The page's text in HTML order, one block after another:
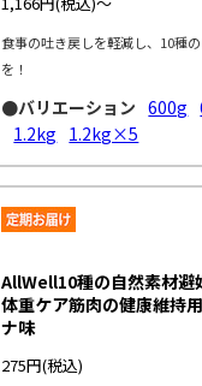
食事の吐き戻しを軽減し、10種
を！
●バリエーション 600g
1.2kg 1.2kg×5
AllWell10種の自然素材避
体重ケア筋肉の健康維持
ナ味
275円(税込)